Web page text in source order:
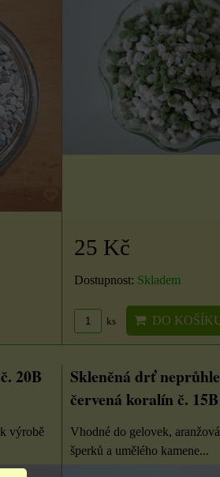
25 Kč
Dostupnost: Skladem
ks DO
20B
výrobě
Skleněná drť
červená koralín č. 15B
Vhodné do gelovek,
šperků a umělého kamene...